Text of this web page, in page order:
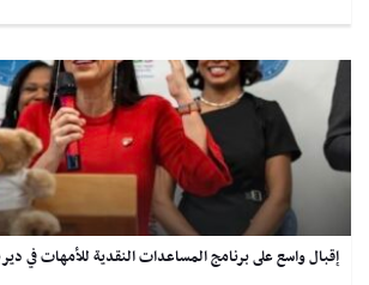
إقبال واسع على برنامج المساعدات النقدية للأمهات في